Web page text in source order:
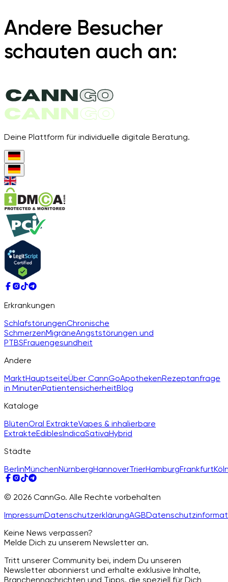
Andere Besucher
schauten auch an:
Deine Plattform für individuelle digitale Beratung.
Erkrankungen
SchlafstörungenChronische
SchmerzenMigräneAngststörungen und
PTBSFrauengesundheit
Andere
MarktHauptseiteÜber CannGoApothekenRezeptanfrage
in MinutenPatientensicherheitBlog
Kataloge
BlütenOral ExtrakteVapes & inhalierbare
ExtrakteEdiblesIndicaSativaHybrid
Städte
BerlinMünchenNürnbergHannoverTrierHamburgFrankfurt
© 2026 CannGo. Alle Rechte vorbehalten
ImpressumDatenschutzerklärungAGB
Keine News verpassen?
Melde Dich zu unserem Newsletter an.
Tritt unserer Community bei, indem Du unseren
Newsletter abonnierst und erhalte exklusive Inhalte,
Branchennachrichten und Tipps, die speziell für Dich